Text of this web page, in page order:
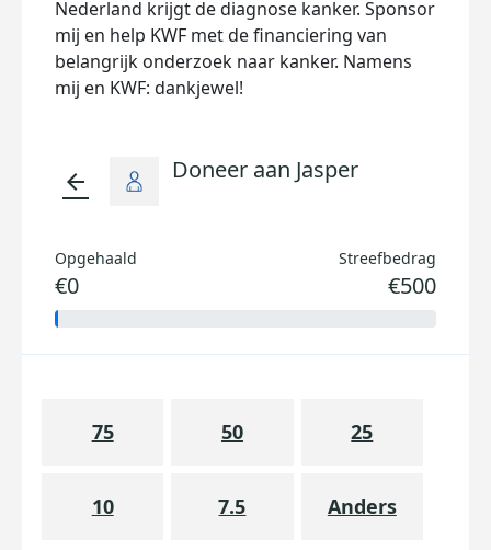
Nederland krijgt de diagnose kanker. Sponsor
mij en help KWF met de financiering van
belangrijk onderzoek naar kanker. Namens
mij en KWF: dankjewel!
arrow_back Doneer aan Jasper
Opgehaald
€0
Streefbedrag
€500
75 50 25
10 7.5 Anders